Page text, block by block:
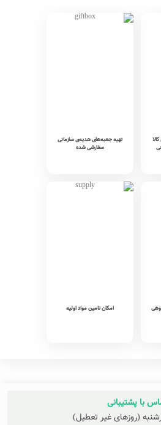
تهیه جعبه‌های هدیه‌ی سازمانی
سفارشی شده
امکان تامین مواد اولیه
با پشتیبانی
(روزهای غیر تعطیل)